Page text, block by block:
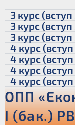
3 курс
3 курс
3 курс
4 курс
4 курс
4 курс
4 курс
ОПП
І (бак.)